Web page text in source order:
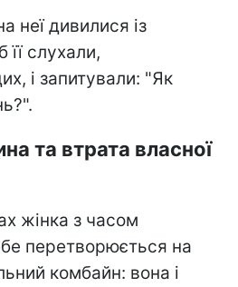
неї дивилися із
слухали,
і запитували: "Як
та втрата власної
жінка з часом
перетворюється на
комбайн: вона і